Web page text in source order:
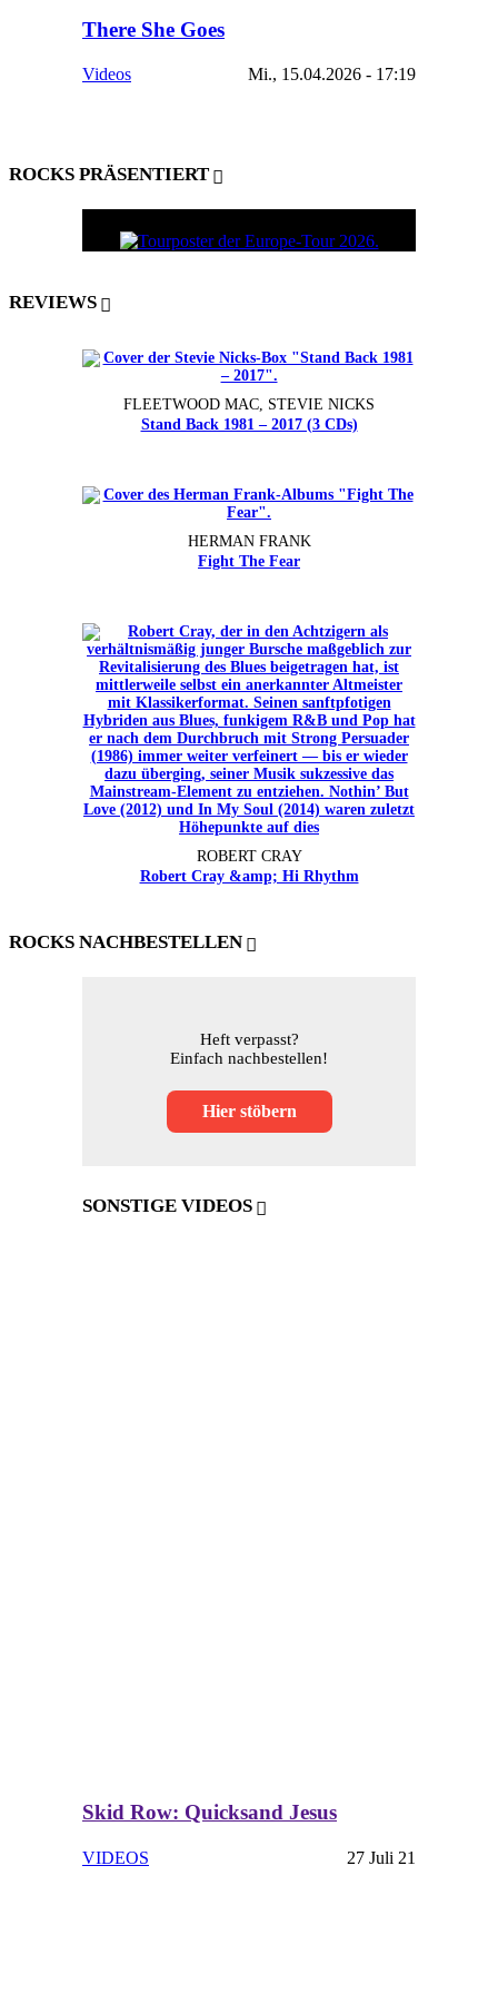
There She Goes
Videos Mi., 15.04.2026 - 17:19
ROCKS PRÄSENTIERT
REVIEWS
FLEETWOOD MAC, STEVIE NICKS
Stand Back 1981 – 2017 (3 CDs)
HERMAN FRANK
Fight The Fear
ROBERT CRAY
Robert Cray &amp; Hi Rhythm
ROCKS NACHBESTELLEN
Heft verpasst?
Einfach nachbestellen!
Hier stöbern
SONSTIGE VIDEOS
Skid Row: Quicksand Jesus
VIDEOS 27 Juli 21